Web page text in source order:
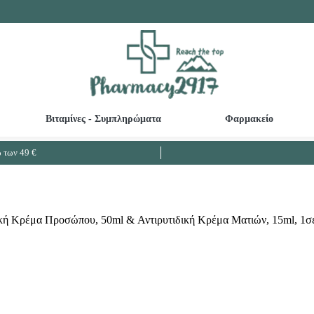
Βιταμίνες - Συμπληρώματα Φαρμακείο
49 €
Κρέμα Προσώπου, 50ml & Αντιρυτιδική Κρέμα Ματιών, 15ml,